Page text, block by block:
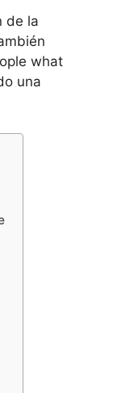
de la
what
una